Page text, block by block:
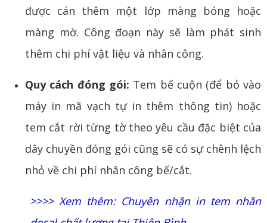
được cán thêm một lớp màng bóng hoặc
màng mờ. Công đoạn này sẽ làm phát sinh
thêm chi phí vật liệu và nhân công.
Quy cách đóng gói: Tem bế cuộn (để bỏ vào
máy in mã vạch tự in thêm thông tin) hoặc
tem cắt rời từng tờ theo yêu cầu đặc biệt của
dây chuyền đóng gói cũng sẽ có sự chênh lệch
nhỏ về chi phí nhân công bế/cắt.
>>>> Xem thêm: Chuyên nhận in tem nhãn